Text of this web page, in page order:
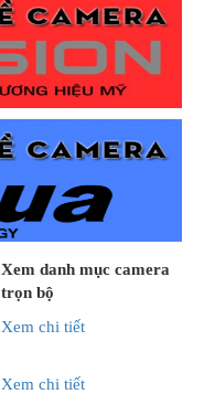
Xem danh mục camera
trọn bộ
Xem chi tiết
Xem chi tiết